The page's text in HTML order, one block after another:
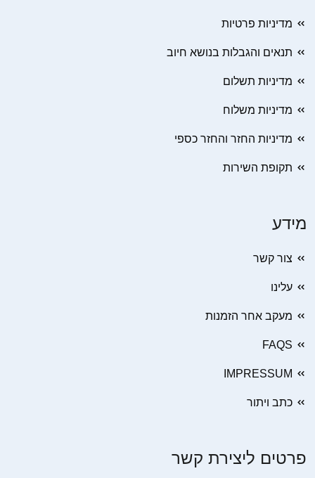
מדיניות פרטיות
תנאים והגבלות בנושא חיוב
מדיניות תשלום
מדיניות משלוח
מדיניות החזר והחזר כספי
תקופת השירות
מידע
צור קשר
עלינו
מעקב אחר הזמנות
FAQS
IMPRESSUM
כתב ויתור
פרטים ליצירת קשר